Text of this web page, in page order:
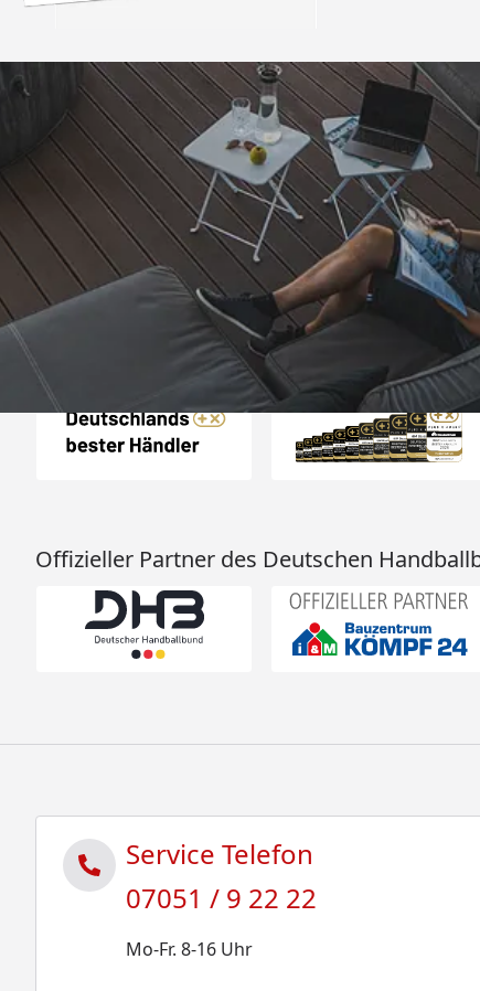
Trusted Shops
4,85/ 5
15.829 Bewertungen
„Problemlos
Gerne
Auszeichnungen
Offizieller Partner des Deutschen
Service Telefon
07051 / 9 22 22
Mo-Fr. 8-16 Uhr